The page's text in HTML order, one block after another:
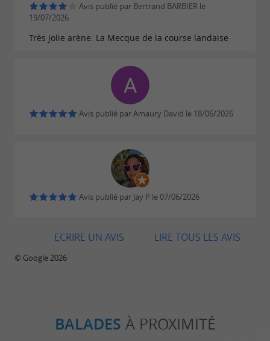
Avis publié par Bertrand BARBIER le
19/07/2026
Très jolie arène. La Mecque de la course landaise
Avis publié par Amaury David le 18/06/2026
Avis publié par Jay P le 07/06/2026
LIRE TOUS LES AVIS
ECRIRE UN AVIS
© Google 2026
BALADES À PROXIMITÉ